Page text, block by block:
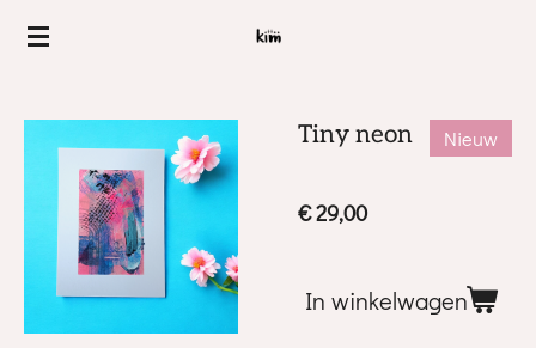
Ga
de
hoofdinhoud
Tiny neon Nieuw
€ 29,00
In winkelwagen